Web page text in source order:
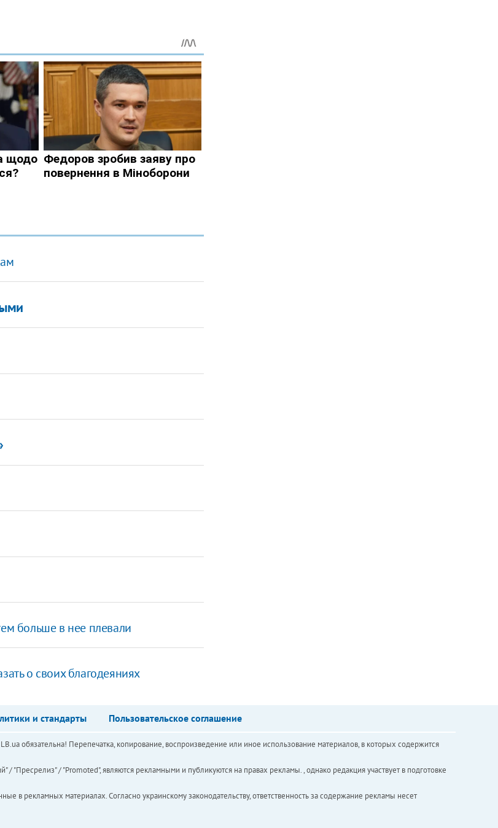
больше в нее плевали
о своих благодеяниях
и стандарты Пользовательское соглашение
обязательна! Перепечатка, копирование, воспроизведение или иное использование материалов, в которых содержится
"Пресрелиз" / "Promoted", являются рекламными и публикуются на правах рекламы. , однако редакция участвует в подготовке
в рекламных материалах. Согласно украинскому законодательству, ответственность за содержание рекламы несет